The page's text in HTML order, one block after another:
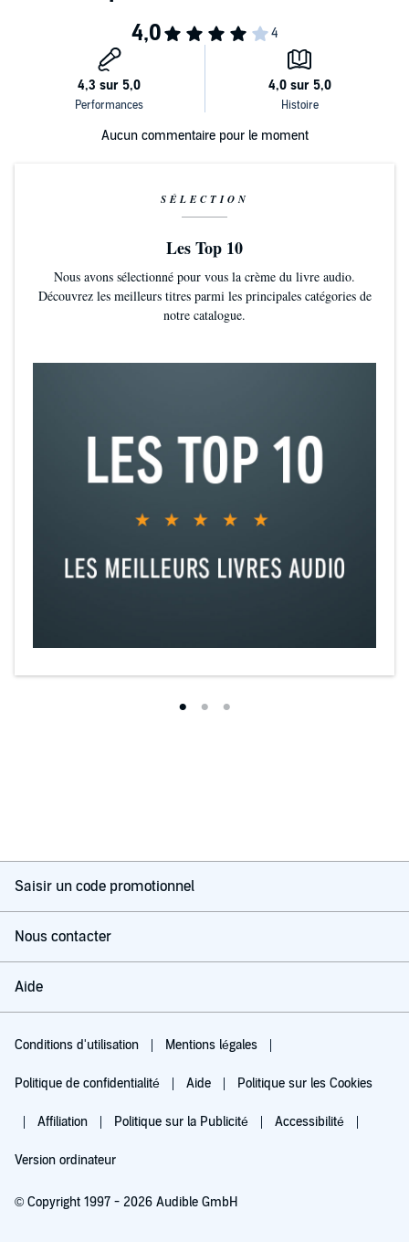
Aucun commentaire pour le moment
SÉLECTION
Les Top 10
Nous avons sélectionné pour vous la crème du livre audio.
Découvrez les meilleurs titres parmi les principales catégories de
notre catalogue.
Saisir un code promotionnel
Nous contacter
Aide
Conditions d'utilisation Mentions légales
Politique de confidentialité Aide Politique sur les Cookies
Affiliation Politique sur la Publicité Accessibilité
Version ordinateur
© Copyright 1997 - 2026 Audible GmbH